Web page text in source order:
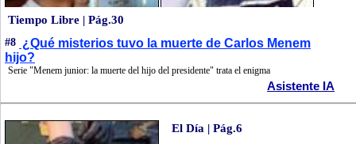
Tiempo Libre | Pág.30
#8 ¿Qué misterios tuvo la muerte de Carlos Menem
hijo?
Serie "Menem junior: la muerte del hijo del presidente" trata el enigma
Asistente IA
El Día | Pág.6